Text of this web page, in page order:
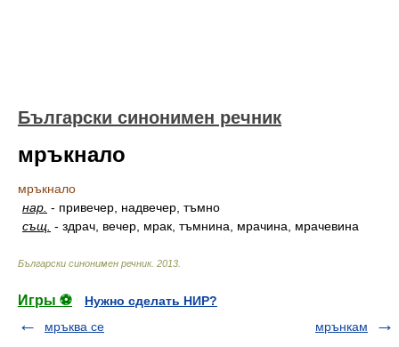
Български синонимен речник
мръкнало
мръкнало
нар. - привечер, надвечер, тъмно
същ. - здрач, вечер, мрак, тъмнина, мрачина, мрачевина
Български синонимен речник. 2013
Игры ⚽
Нужно сделать НИР?
мръква се
мрънкам